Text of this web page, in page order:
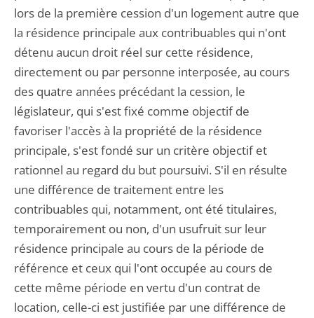
lors de la première cession d'un logement autre que
la résidence principale aux contribuables qui n'ont
détenu aucun droit réel sur cette résidence,
directement ou par personne interposée, au cours
des quatre années précédant la cession, le
législateur, qui s'est fixé comme objectif de
favoriser l'accès à la propriété de la résidence
principale, s'est fondé sur un critère objectif et
rationnel au regard du but poursuivi. S'il en résulte
une différence de traitement entre les
contribuables qui, notamment, ont été titulaires,
temporairement ou non, d'un usufruit sur leur
résidence principale au cours de la période de
référence et ceux qui l'ont occupée au cours de
cette même période en vertu d'un contrat de
location, celle-ci est justifiée par une différence de